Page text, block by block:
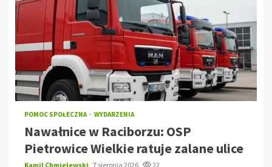
POMOC SPOŁECZNA WYDARZENIA
Nawałnice w Raciborzu: OSP
Pietrowice Wielkie ratuje zalane ulice
Kamil Chmielewski 7 sierpnia 2026 22